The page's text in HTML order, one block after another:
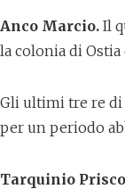
Anco Marcio. Il
la colonia di
Gli ultimi tre re di
per un periodo
Tarquinio